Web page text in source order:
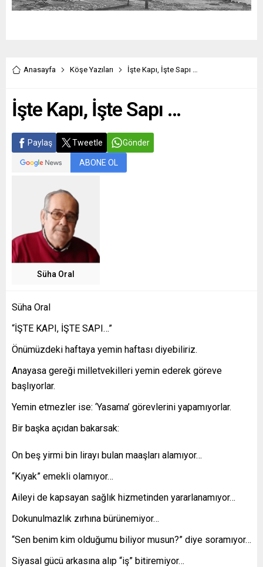
Anasayfa Köşe Yazıları İşte Kapı, İşte Sapı …
İşte Kapı, İşte Sapı …
Paylaş Tweetle Gönder
ABONE OL
Süha Oral
Süha Oral
“İŞTE KAPI, İŞTE SAPI…”
Önümüzdeki haftaya yemin haftası diyebiliriz.
Anayasa gereği milletvekilleri yemin ederek göreve
başlıyorlar.
Yemin etmezler ise: ‘Yasama’ görevlerini yapamıyorlar.
Bir başka açıdan bakarsak:
On beş yirmi bin lirayı bulan maaşları alamıyor…
“Kıyak” emekli olamıyor…
Aileyi de kapsayan sağlık hizmetinden yararlanamıyor…
Dokunulmazlık zırhına bürünemiyor…
“Sen benim kim olduğumu biliyor musun?” diye soramıyor…
Siyasal gücü arkasına alıp “iş” bitiremiyor…